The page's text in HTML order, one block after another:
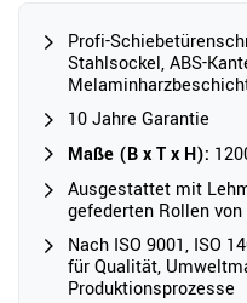
Profi-
Stahlsockel, ABS-
10 Jahre Garantie
Maße (B x T x H):
Ausgestattet mit
gefederten Rollen von
Nach ISO 9001, ISO
für Qualität,
Produktionsprozesse